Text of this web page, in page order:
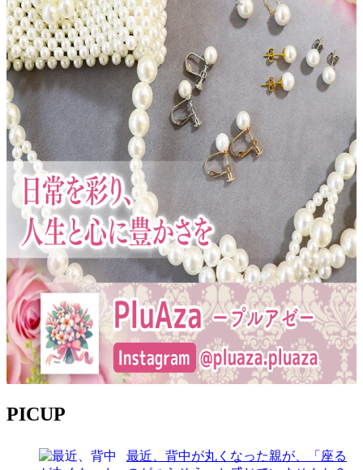
PICUP
最近、背中が丸くなった親が、「座る